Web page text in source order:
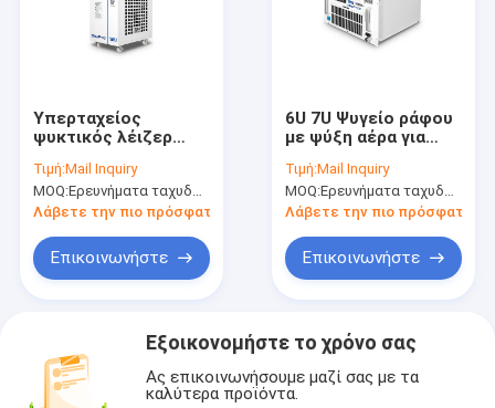
Υπερταχείος
ψυκτικός λέιζερ
σύστημα ψύξης
διαδικασίας λέιζερ
CWUP-40 ± 0,1°C
Τιμή:Mail Inquiry
MOQ:Ερευνήματα ταχυδρομείου
Λάβετε την πιο πρόσφατη τιμή
Επικοινωνήστε
6U 7U Ψυγείο ράφου
με ψύξη αέρα για
500
Τιμή:Mail Inquiry
MOQ:Ερευνήματα ταχυδρομείου
Λάβετε την πιο πρόσφατη
Επικοινωνήστε
Εξοικονομήστε το χρόνο σας
Ας επικοινωνήσουμε μαζί σας με τα
καλύτερα προϊόντα.